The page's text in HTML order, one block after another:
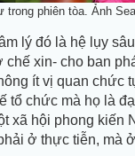
trong phiên tòa. Ảnh
lý đó là hệ lụy
chế xin- cho ban
ít vị quan chức
tổ chức mà họ là
xã hội phong kiến
ở thực tiễn, mà